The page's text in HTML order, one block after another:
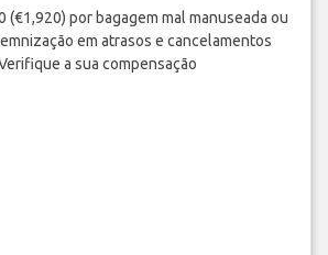
(€1,920) por bagagem mal manuseada ou
em atrasos e cancelamentos
a sua compensação